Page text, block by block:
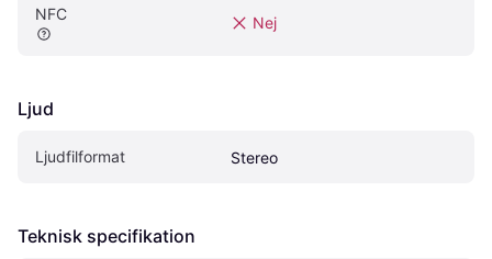
NFC Nej
Ljud
Ljudfilformat Stereo
Teknisk specifikation